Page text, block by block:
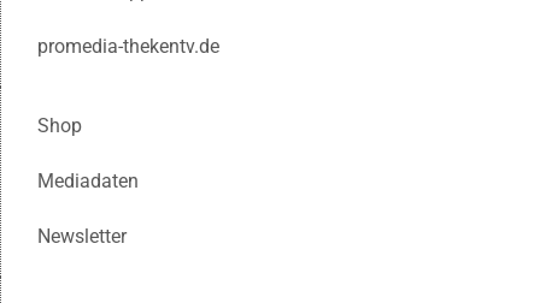
promedia-thekentv.de
Shop
Mediadaten
Newsletter